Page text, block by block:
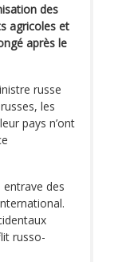
des
agricoles et
après le
russe
les
pays n’ont
des
russo-